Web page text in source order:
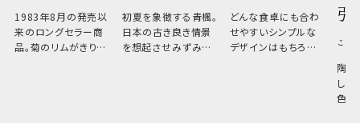
1983年8月の発売以
来のロングセラー商
品。菊のリムがきりっ
初夏を象徴する青楓。
日本の古き良き情景
を想起させみずみず
どんな食卓にも合わ
せやすいシンプルな
デザインはもちろん、
こひ
陶器
しい
色の